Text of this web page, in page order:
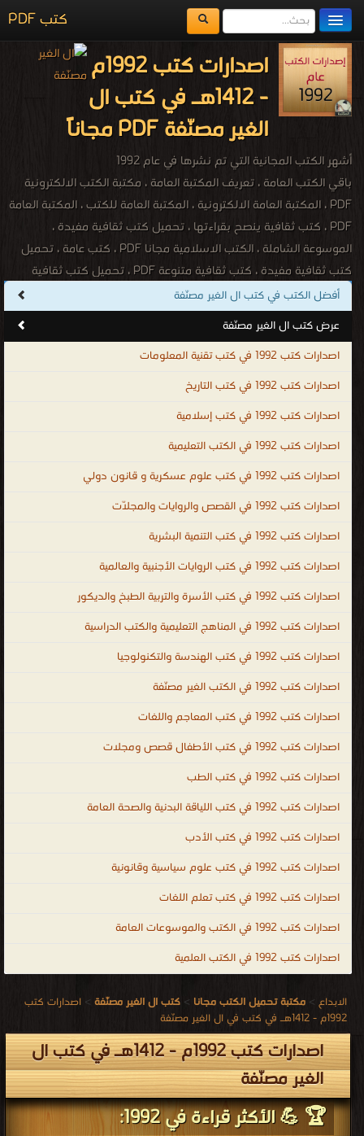
كتب PDF
مكتبة الكتب
المكتبات
يُقرأ حالياً
اضف كتاب
اصدارات كتب 1992م
- 1412هـ في كتب ال
الغير مصنّفة PDF مجاناً
أشهر الكتب المجانية التي تم نشرها في عام 1992
باقي الكتب العامة ، تعريف المكتبة العامة ، مكتبة الكتب الالكترونية
PDF ، المكتبة العامة الالكترونية ، المكتبة العامة للكتب ، المكتبة العامة
PDF ، كتب ثقافية ينصح بقراءتها ، تحميل كتب ثقافية مفيدة ،
الموسوعة الشاملة ، الكتب الاسلامية مجانا PDF ، كتب عامة ، تحميل
كتب ثقافية مفيدة ، كتب ثقافية متنوعة PDF ، تحميل كتب ثقافية
كتب معلومات عامة PDF ، مكتبة الكتب الالكترونية ، كتب متنوعة ، كتب
مصورة ، كتب صوتية ، كتب اون لاين ، كتب عامة للتحميل ، كتب عامة
للقراءة ، كتب عامة مجانية ، كتب اسلامية عامة ، كتب ثقافية عامة ، كتب
عامة فى الطبخ ، كتب عامة فى التاريخ ، كتب عامة فى الشعر ، ال الغير
أفضل الكتب في كتب ال الغير مصنّفة
عرض كتب ال الغير مصنّفة
اصدارات كتب 1992 في كتب تقنية المعلومات
اصدارات كتب 1992 في كتب التاريخ
اصدارات كتب 1992 في كتب إسلامية
اصدارات كتب 1992 في الكتب التعليمية
اصدارات كتب 1992 في كتب علوم عسكرية و قانون دولي
اصدارات كتب 1992 في القصص والروايات والمجلّات
اصدارات كتب 1992 في كتب التنمية البشرية
اصدارات كتب 1992 في كتب الروايات الأجنبية والعالمية
اصدارات كتب 1992 في كتب الأسرة والتربية الطبخ والديكور
اصدارات كتب 1992 في المناهج التعليمية والكتب الدراسية
اصدارات كتب 1992 في كتب الهندسة والتكنولوجيا
اصدارات كتب 1992 في الكتب الغير مصنّفة
اصدارات كتب 1992 في كتب المعاجم واللغات
اصدارات كتب 1992 في كتب الأطفال قصص ومجلات
اصدارات كتب 1992 في كتب الطب
اصدارات كتب 1992 في كتب اللياقة البدنية والصحة العامة
اصدارات كتب 1992 في كتب الأدب
اصدارات كتب 1992 في كتب علوم سياسية وقانونية
اصدارات كتب 1992 في كتب تعلم اللغات
اصدارات كتب 1992 في الكتب والموسوعات العامة
اصدارات كتب 1992 في الكتب العلمية
الابداع > مكتبة تحميل الكتب مجانا > كتب ال الغير مصنّفة > اصدارات كتب
1992م - 1412هـ في كتب في ال الغير مصنّفة
اصدارات كتب 1992م - 1412هـ في كتب ال
الغير مصنّفة
🏆 💪 الأكثر قراءة في 1992: